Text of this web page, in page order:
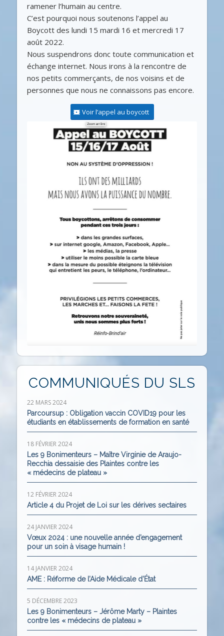
ramener l’humain au centre.
C’est pourquoi nous soutenons l’appel au
Boycott des lundi 15 mardi 16 et mercredi 17
août 2022.
Nous suspendrons donc toute communication et
échange internet. Nous irons à la rencontre de
nos petits commerçants, de nos voisins et de
personnes que nous ne connaissons pas encore.
Voir l’appel au boycott
COMMUNIQUÉS DU SLS
22 MARS 2024
Parcoursup : Obligation vaccin COVID19 pour les
étudiants en établissements de formation en santé
18 FÉVRIER 2024
Les 9 Bonimenteurs – Maître Virginie de Araujo-
Recchia dessaisie des Plaintes contre les
« médecins de plateau »
12 FÉVRIER 2024
Article 4 du Projet de Loi sur les dérives sectaires
24 JANVIER 2024
Vœux 2024 : une nouvelle année d’engagement
pour un soin à visage humain !
14 JANVIER 2024
AME : Réforme de l’Aide Médicale d’État
5 DÉCEMBRE 2023
Les 9 Bonimenteurs – Jérôme Marty – Plaintes
contre les « médecins de plateau »